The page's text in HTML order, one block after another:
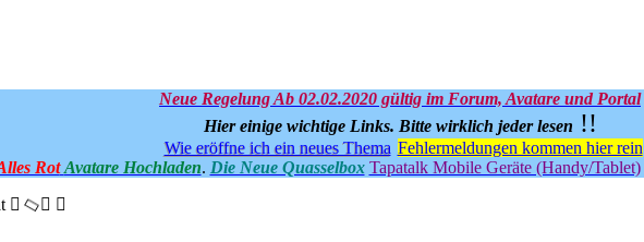
Neue Regelung Ab 02.02.2020 gültig im Forum, Avatare und Portal
Hier einige wichtige Links. Bitte wirklich jeder lesen !!
Wie eröffne ich ein neues Thema Fehlermeldungen kommen hier rein
Rot Avatare Hochladen. Die Neue Quasselbox Tapatalk Mobile Geräte (Handy/Tablet)